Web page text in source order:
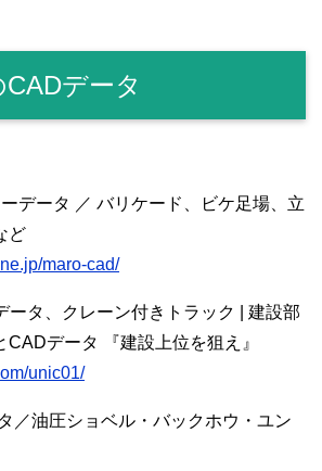
データ
データ ／ バリケード、ビケ足場、立
ど
maro-cad/
ータ、クレーン付きトラック | 建設部
CADデータ 『建設上位を狙え』
unic01/
／油圧ショベル・バックホウ・ユン